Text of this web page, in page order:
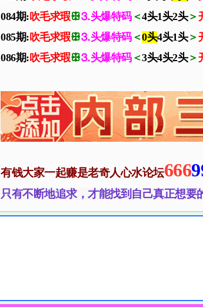
084期:吹毛求瑕ꕥ⒊头爆特码＜4头1头2头＞
085期:吹毛求瑕ꕥ⒊头爆特码＜0头4头1头＞
086期:吹毛求瑕ꕥ⒊头爆特码＜3头4头2头＞
有钱大家一起赚是老奇人心水论坛666
只有不断地追求，才能找到自己真正想要